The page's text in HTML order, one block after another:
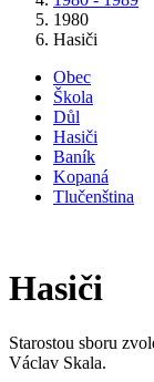
1980
Hasiči
Obec
Škola
Důl
Hasiči
Baník
Kopaná
Tlučenština
Hasiči
Starostou sboru
Václav Skala.